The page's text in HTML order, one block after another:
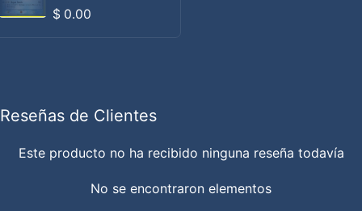
Precio habitual
$ 0.00
Reseñas de Clientes
Este producto no ha recibido ninguna reseña todavía
No se encontraron elementos